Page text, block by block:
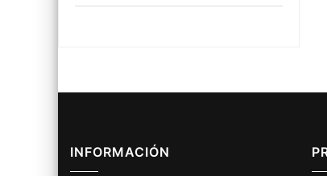
INFORMACIÓN